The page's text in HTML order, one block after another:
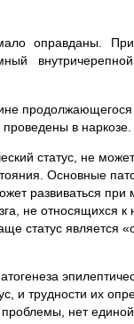
оправданы.
продолжающегося
в наркозе.
статус, не
Основные
развиваться
не относящихся
статус является
и трудности их
нет